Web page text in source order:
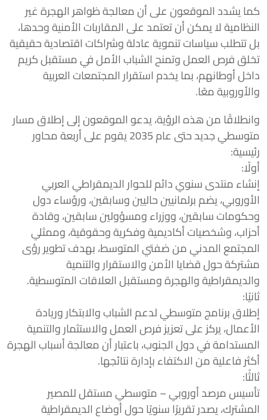
كما يشدد الموقعون على أن معالجة ظواهر الهجرة غير
النظامية لا يمكن أن تعتمد على المقاربات الأمنية وحدها،
بل تتطلب سياسات تنموية عادلة وشراكات اقتصادية حقيقية
تخلق فرص العمل وتمنح الشباب الأمل في مستقبل كريم
داخل أوطانهم، بما يخدم استقرار المجتمعات العربية
والأوروبية معًا.
وانطلاقًا من هذه الرؤية، يدعو الموقعون إلى إطلاق مسار
متوسطي جديد حتى عام 2035 يقوم على أربعة محاور
رئيسية:
أولًا:
إنشاء منتدى سنوي دائم للحوار الديمقراطي العربي
الأوروبي، يضم برلمانيين حاليين وسابقين، ورؤساء دول
وحكومات سابقين، ووزراء ومسؤولين سابقين، وقادة
أحزاب، وشخصيات أكاديمية وفكرية وحقوقية، وممثلي
المجتمع المدني من ضفتي المتوسط، بهدف تطوير رؤى
مشتركة حول قضايا الأمن والاستقرار والتنمية
والديمقراطية والهجرة ومستقبل العلاقات المتوسطية.
ثانيًا:
إطلاق برنامج متوسطي لدعم الشباب والابتكار وريادة
الأعمال، يركز على تعزيز فرص العمل والاستثمار والتنمية
المستدامة في دول الجنوب، باعتبار أن معالجة أسباب الهجرة
أكثر فاعلية من الاكتفاء بإدارة نتائجها.
ثالثًا:
تأسيس مرصد أوروبي – متوسطي مستقل للمصير
المشترك، يصدر تقريرًا سنويًا حول أوضاع الديمقراطية